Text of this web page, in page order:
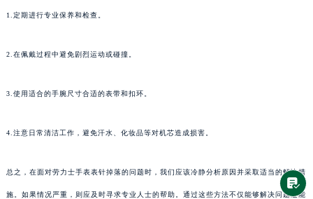
1.定期进行专业保养和检查。
2.在佩戴过程中避免剧烈运动或碰撞。
3.使用适合的手腕尺寸合适的表带和扣环。
4.注意日常清洁工作，避免汗水、化妆品等对机芯造成损害。
总之，在面对劳力士手表表针掉落的问题时，我们应该冷静分析原因并采取适当的解决措
施。如果情况严重，则应及时寻求专业人士的帮助。通过这些方法不仅能够解决问题还能